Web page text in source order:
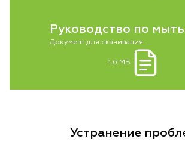
Руководство по
Документ для скачивания.
1.6 МБ
Устранение